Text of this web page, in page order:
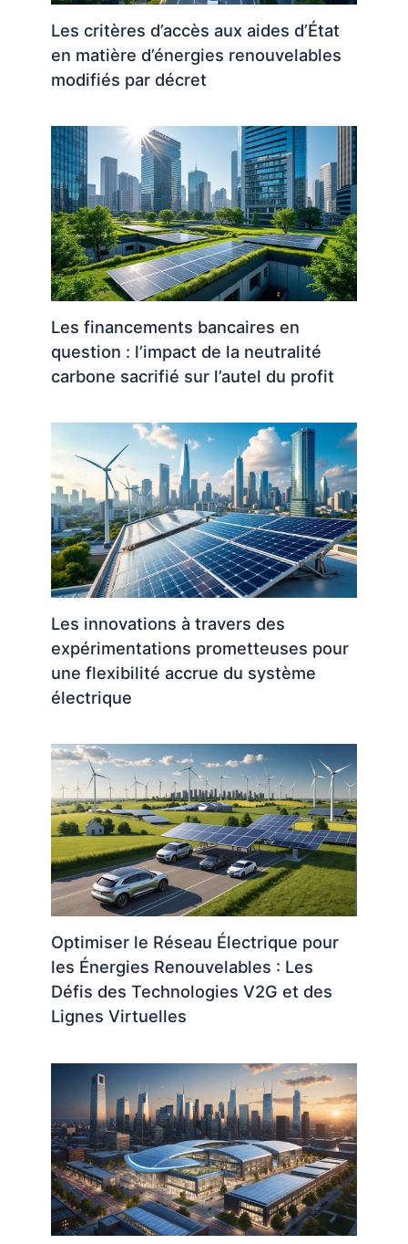
Les critères d’accès aux aides d’État
en matière d’énergies renouvelables
modifiés par décret
Les financements bancaires en
question : l’impact de la neutralité
carbone sacrifié sur l’autel du profit
Les innovations à travers des
expérimentations prometteuses pour
une flexibilité accrue du système
électrique
Optimiser le Réseau Électrique pour
les Énergies Renouvelables : Les
Défis des Technologies V2G et des
Lignes Virtuelles